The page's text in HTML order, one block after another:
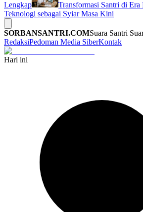
Lengkap
Transformasi Santri di
Teknologi sebagai Syiar Masa Kini
SORBANSANTRI.COMSuara Santri
RedaksiPedoman Media SiberKontak
Hari ini